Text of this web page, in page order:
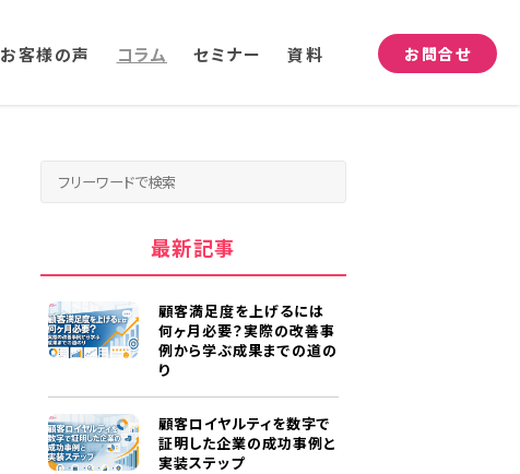
お客様の声 コラム セミナー 資料 お問合せ
最新記事
顧客満足度を上げるには
何ヶ月必要？実際の改善事
例から学ぶ成果までの道の
り
顧客ロイヤルティを数字で
証明した企業の成功事例と
実装ステップ